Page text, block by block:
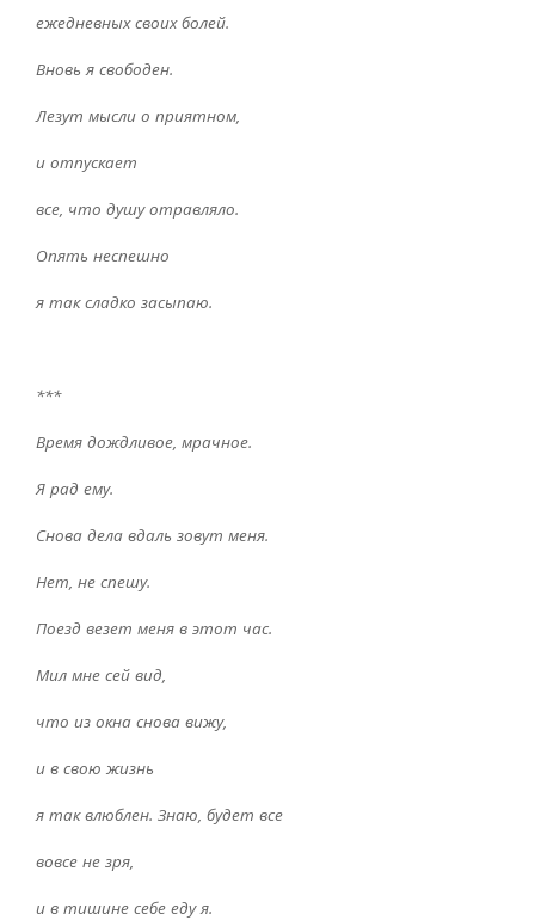
ежедневных своих болей.
Вновь я свободен.
Лезут мысли о приятном,
и отпускает
все, что душу отравляло.
Опять неспешно
я так сладко засыпаю.
***
Время дождливое, мрачное.
Я рад ему.
Снова дела вдаль зовут меня.
Нет, не спешу.
Поезд везет меня в этот час.
Мил мне сей вид,
что из окна снова вижу,
и в свою жизнь
я так влюблен. Знаю, будет все
вовсе не зря,
и в тишине себе еду я.